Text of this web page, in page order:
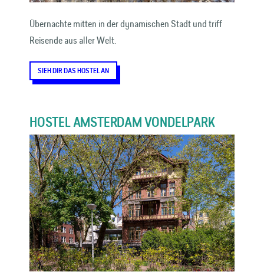
Übernachte mitten in der dynamischen Stadt und triff
Reisende aus aller Welt.
SIEH DIR DAS HOSTEL AN
HOSTEL AMSTERDAM VONDELPARK